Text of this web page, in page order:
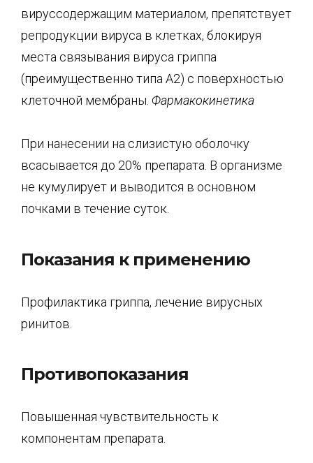
вируссодержащим материалом, препятствует
репродукции вируса в клетках, блокируя
места связывания вируса гриппа
(преимущественно типа А2) с поверхностью
клеточной мембраны. Фармакокинетика
При нанесении на слизистую оболочку
всасывается до 20% препарата. В организме
не кумулирует и выводится в основном
почками в течение суток.
Показания к применению
Профилактика гриппа, лечение вирусных
ринитов.
Противопоказания
Повышенная чувствительность к
компонентам препарата.